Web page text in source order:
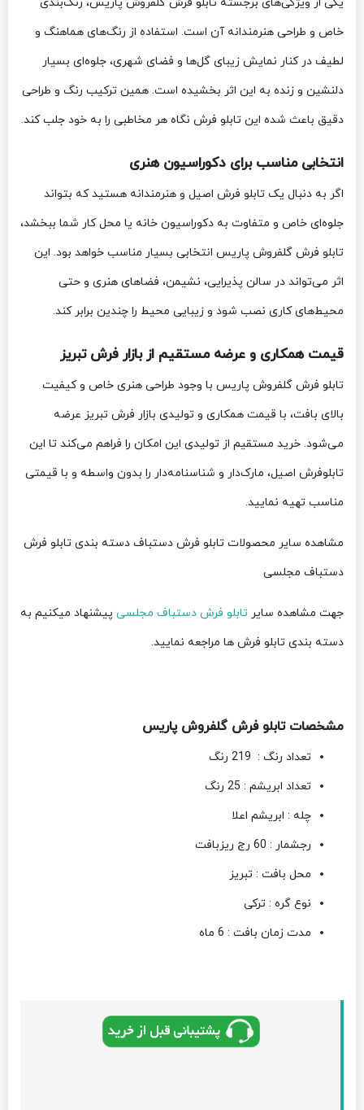
خاص و طراحی هنرمندانه آن است. استفاده از رنگ‌های هماهنگ و
لطیف در کنار نمایش زیبای گل‌ها و فضای شهری، جلوه‌ای بسیار
دلنشین و زنده به این اثر بخشیده است. همین ترکیب رنگ و طراحی
دقیق باعث شده این تابلو فرش نگاه هر مخاطبی را به خود جلب کند.
انتخابی مناسب برای دکوراسیون هنری
اگر به دنبال یک تابلو فرش اصیل و هنرمندانه هستید که بتواند
جلوه‌ای خاص و متفاوت به دکوراسیون خانه یا محل کار شما ببخشد،
تابلو فرش گلفروش پاریس انتخابی بسیار مناسب خواهد بود. این
اثر می‌تواند در سالن پذیرایی، نشیمن، فضاهای هنری و حتی
محیط‌های کاری نصب شود و زیبایی محیط را چندین برابر کند.
قیمت همکاری و عرضه مستقیم از بازار فرش تبریز
تابلو فرش گلفروش پاریس با وجود طراحی هنری خاص و کیفیت
بالای بافت، با قیمت همکاری و تولیدی بازار فرش تبریز عرضه
می‌شود. خرید مستقیم از تولیدی این امکان را فراهم می‌کند تا این
تابلوفرش اصیل، مارک‌دار و شناسنامه‌دار را بدون واسطه و با قیمتی
مناسب تهیه نمایید.
مشاهده سایر محصولات تابلو فرش دستباف دسته بندی تابلو فرش
دستباف مجلسی
جهت مشاهده سایر تابلو فرش دستباف مجلسی پیشنهاد میکنیم به
دسته بندی تابلو فرش ها مراجعه نمایید.
مشخصات تابلو فرش گلفروش پاریس
تعداد رنگ : 219 رنگ
تعداد ابریشم : 25 رنگ
چله : ابریشم اعلا
رجشمار : 60 رج ریزبافت
محل بافت : تبریز
نوع گره : ترکی
مدت زمان بافت : 6 ماه